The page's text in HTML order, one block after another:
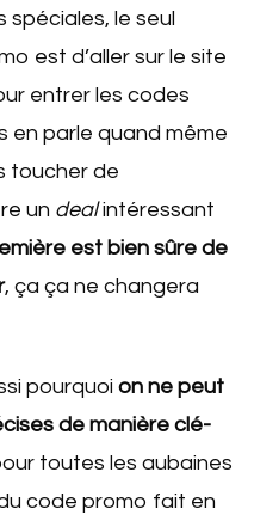
spéciales, le seul
est d’aller sur le site
entrer les codes
en parle quand même
toucher de
un dealintéressant
est bien sûre de
, ça ça ne changera
pourquoi on ne peut
de manière clé-
toutes les aubaines
code promo fait en